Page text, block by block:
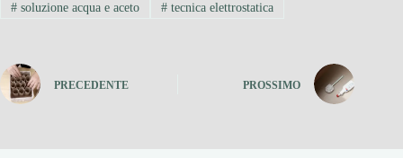
#soluzione acqua e aceto #tecnica elettrostatica
PRECEDENTE PROSSIMO